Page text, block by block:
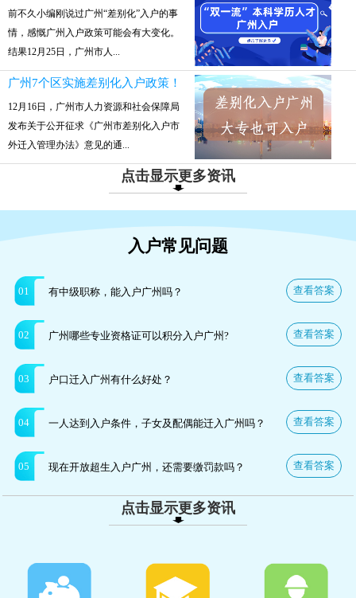
前不久小编刚说过广州“差别化”入户的事
情，感慨广州入户政策可能会有大变化。
结果12月25日，广州市人...
广州7个区实施差别化入户政策！
12月16日，广州市人力资源和社会保障局
发布关于公开征求《广州市差别化入户市
外迁入管理办法》意见的通...
点击显示更多资讯
入户常见问题
查看答案
01 有中级职称，能入户广州吗？
查看答案
02 广州哪些专业资格证可以积分入户广州?
查看答案
03 户口迁入广州有什么好处？
查看答案
04 一人达到入户条件，子女及配偶能迁入广州吗？
查看答案
05 现在开放超生入户广州，还需要缴罚款吗？
点击显示更多资讯